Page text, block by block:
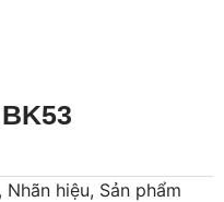
, Nhãn hiệu, Sản phẩm